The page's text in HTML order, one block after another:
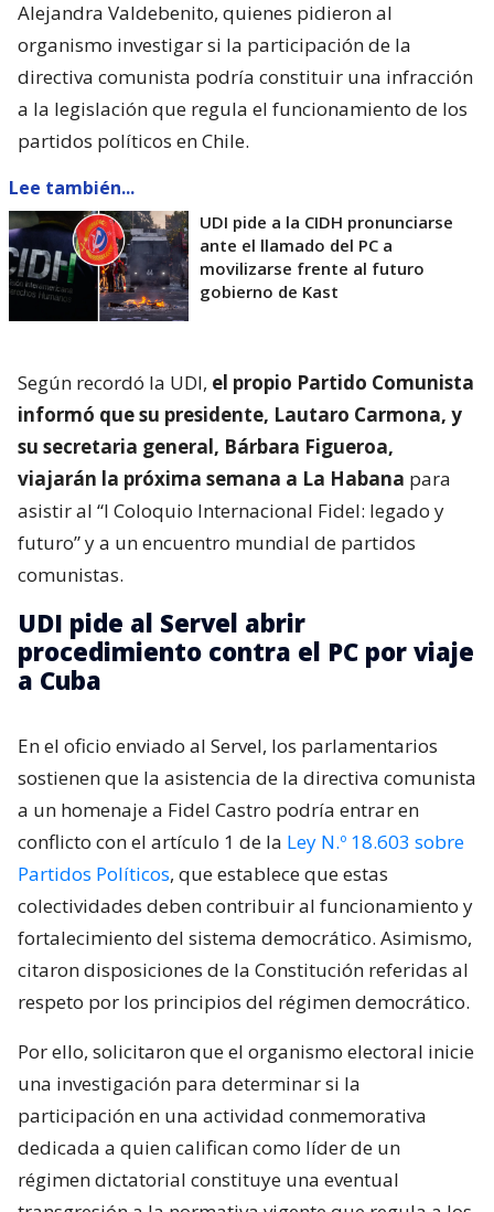
Alejandra Valdebenito, quienes pidieron al
organismo investigar si la participación de la
directiva comunista podría constituir una infracción
a la legislación que regula el funcionamiento de los
partidos políticos en Chile.
Lee también...
UDI pide a la CIDH pronunciarse
ante el llamado del PC a
movilizarse frente al futuro
gobierno de Kast
Según recordó la UDI, el propio Partido Comunista
informó que su presidente, Lautaro Carmona, y
su secretaria general, Bárbara Figueroa,
viajarán la próxima semana a La Habana para
asistir al “I Coloquio Internacional Fidel: legado y
futuro” y a un encuentro mundial de partidos
comunistas.
UDI pide al Servel abrir
procedimiento contra el PC por viaje
a Cuba
En el oficio enviado al Servel, los parlamentarios
sostienen que la asistencia de la directiva comunista
a un homenaje a Fidel Castro podría entrar en
conflicto con el artículo 1 de la Ley N.º 18.603 sobre
Partidos Políticos, que establece que estas
colectividades deben contribuir al funcionamiento y
fortalecimiento del sistema democrático. Asimismo,
citaron disposiciones de la Constitución referidas al
respeto por los principios del régimen democrático.
Por ello, solicitaron que el organismo electoral inicie
una investigación para determinar si la
participación en una actividad conmemorativa
dedicada a quien califican como líder de un
régimen dictatorial constituye una eventual